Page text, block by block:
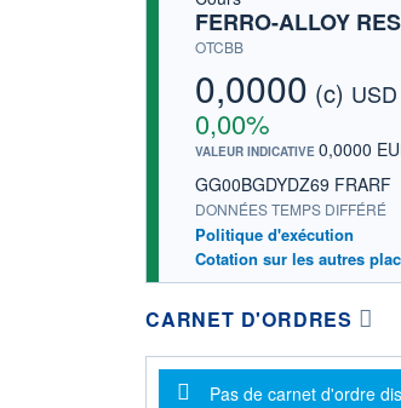
FERRO-ALLOY RES
OTCBB
0,0000 (c) USD
0,00%
VALEUR INDICATIVE 0,0000
GG00BGDYDZ69 FRARF
DONNÉES TEMPS DIFFÉRÉ
Politique d'exécution
Cotation sur les autres
CARNET D'ORDRES
Message d'information
Pas de carnet d'ordre